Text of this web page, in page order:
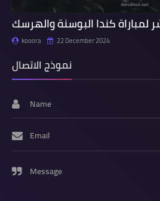
لمباراة كندا البوسنة والهرسك
kooora 22 December 2024
نموذج الاتصال
Name
Email
Message